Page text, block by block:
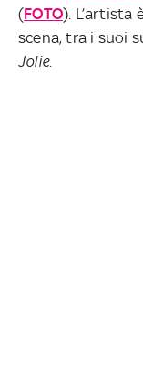
(FOTO). L’artista
scena, tra i suoi
Jolie.